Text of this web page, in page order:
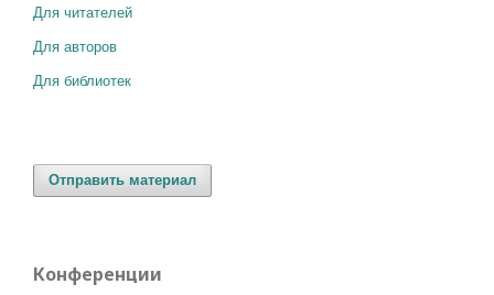
Для читателей
Для авторов
Для библиотек
Отправить материал
Конференции